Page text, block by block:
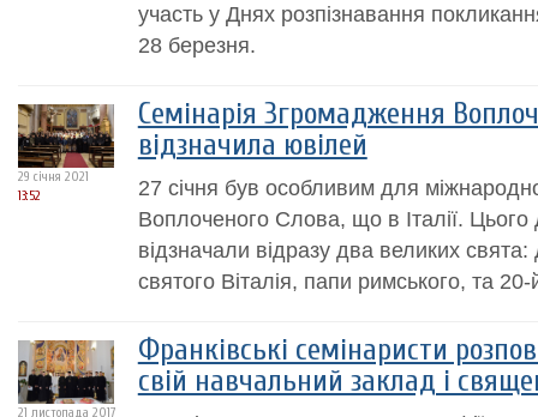
участь у Днях розпізнавання
28 березня.
29 січня 2021
13:52
Семінарія Згромадження
відзначила ювілей
27 січня був особливим для
Воплоченого Слова, що в Італії. Цього
відзначали відразу два великих
святого Віталія, папи римського, та
21 листопада 2017
Франківські семінаристи
свій навчальний заклад і